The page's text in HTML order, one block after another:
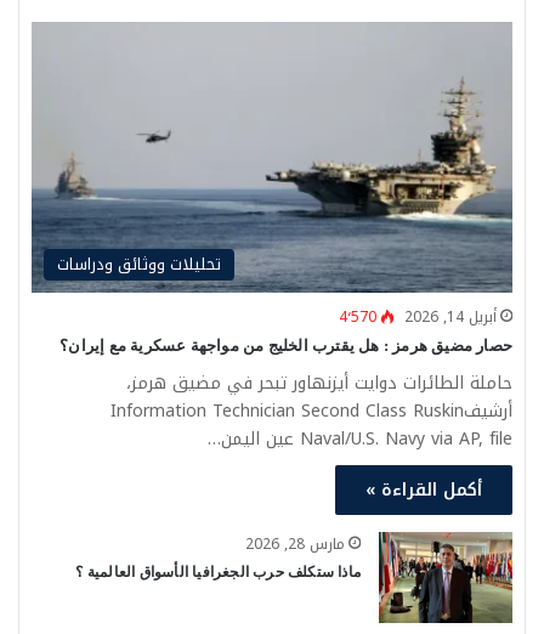
تحليلات ووثائق ودراسات
أبريل 14, 2026 4٬570
حصار مضيق هرمز : هل يقترب الخليج من مواجهة عسكرية مع إيران؟
حاملة الطائرات دوايت أيزنهاور تبحر في مضيق هرمز،
أرشيفInformation Technician Second Class Ruskin
Naval/U.S. Navy via AP, file عين اليمن…
أكمل القراءة »
مارس 28, 2026
ماذا ستكلف حرب الجغرافيا الأسواق العالمية ؟